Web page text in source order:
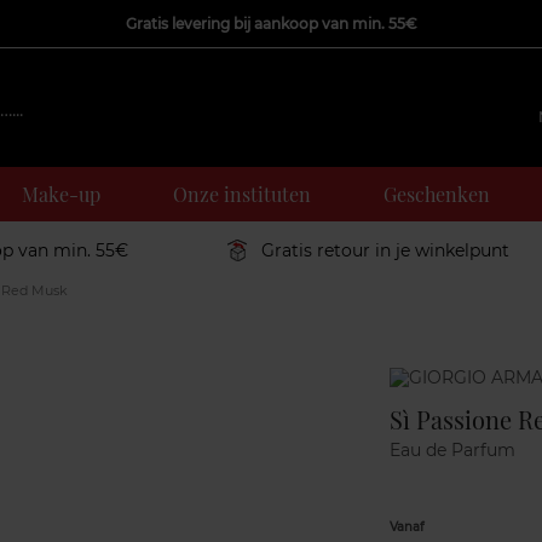
Gratis levering bij aankoop van min. 55€
Make-up Onze instituten Geschenken
van min. 55€ Gratis retour in je winkelpunt
Musk
Marque
Sì Passione
Eau de Parfum
Vanaf